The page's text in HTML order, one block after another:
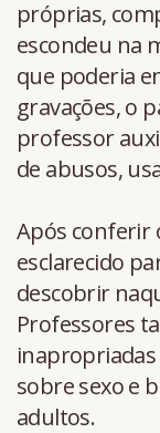
próprias,
escondeu na
que poderia
gravações, o
professor
de abusos,
Após conferir
esclarecido
descobrir
Professores
inapropriadas
sobre sexo e
adultos.